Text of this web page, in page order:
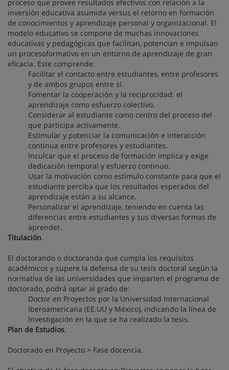
proceso que provee resultados efectivos con relación a la
inversión educativa asumida versus el retorno en formación
de conocimientos y aprendizaje personal y organizacional. El
modelo educativo se compone de muchas innovaciones
educativas y pedagógicas que facilitan, potencian e impulsan
un procesoformativo en un entorno de aprendizaje de gran
eficacia. Este comprende:
Facilitar el contacto entre estudiantes, entre profesores
y de ambos grupos entre sí.
Fomentar la cooperación y la reciprocidad: el
aprendizaje como esfuerzo colectivo.
Considerar al estudiante como centro del proceso del
que participa activamente.
Estimular y potenciar la comunicación e interacción
continua entre profesores y estudiantes.
Inculcar que el proceso de formación implica y exige
dedicación temporal y esfuerzo continuo.
Usar la motivación como estímulo constante para que el
estudiante perciba que los resultados esperados del
aprendizaje están a su alcance.
Personalizar el aprendizaje, teniendo en cuenta las
diferencias entre estudiantes y sus diversas formas de
aprender.
Titulación.
El doctorando o doctoranda que cumpla los requisitos
académicos y supere la defensa de su tesis doctoral según la
normativa de las universidades que imparten el programa de
doctorado, podrá optar al grado de:
Doctor en Proyectos por la Universidad Internacional
Iberoamericana (EE.UU y México), indicando la línea de
Investigación en la que se ha realizado la tesis.
Plan de Estudios.
Doctorado en Proyecto > Fase docencia.